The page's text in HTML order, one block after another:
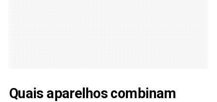
Quais aparelhos combinam